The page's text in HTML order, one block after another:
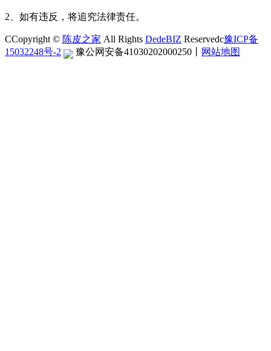
2、如有违反，将追究法律责任。
CCopyright © 陈皮之家 All Rights DedeBIZ Reservedc豫ICP备
15032248号-2
豫公网安备41030202000250 网站地图